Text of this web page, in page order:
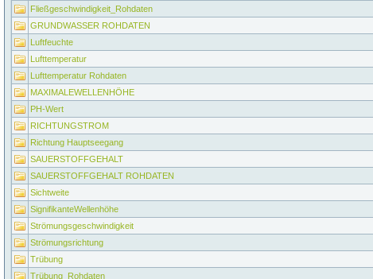
Fließgeschwindigkeit_Rohdaten
GRUNDWASSER ROHDATEN
Luftfeuchte
Lufttemperatur
Lufttemperatur Rohdaten
MAXIMALEWELLENHÖHE
PH-Wert
RICHTUNGSTROM
Richtung Hauptseegang
SAUERSTOFFGEHALT
SAUERSTOFFGEHALT ROHDATEN
Sichtweite
SignifikanteWellenhöhe
Strömungsgeschwindigkeit
Strömungsrichtung
Trübung
Trübung_Rohdaten